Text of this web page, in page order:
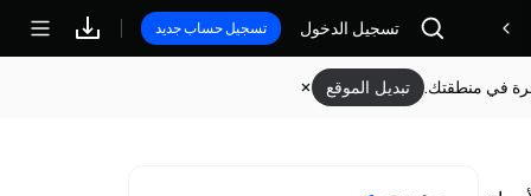
مكافآتتسجيل الدخول تسجيل حساب جديد
في منطقتك. تبديل الموقع